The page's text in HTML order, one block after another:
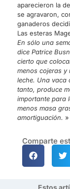
aparecieron la
se agravaron,
ganaderos
Las esteras
En sólo una
dice Patrice
cierto que
menos cojeras y
leche. Una vaca
tanto, produce
importante para
menos masa
amortiguación. »
Comparte
Estos